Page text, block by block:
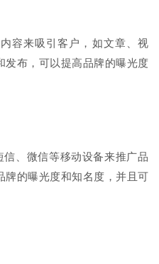
容来吸引客户，如文章、视
发布，可以提高品牌的曝光度
信、微信等移动设备来推广品
牌的曝光度和知名度，并且可